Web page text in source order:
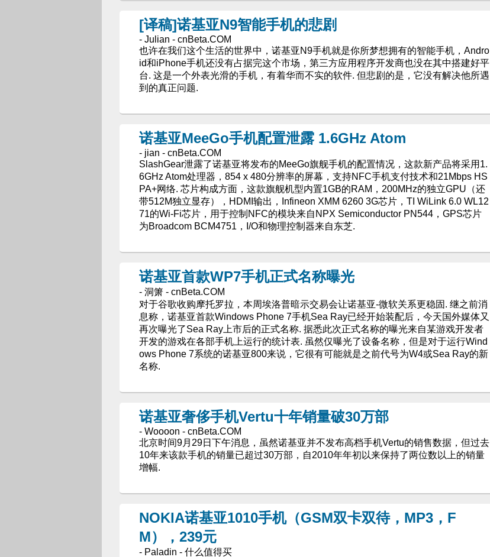
[译稿]诺基亚N9智能手机的悲剧
- Julian - cnBeta.COM
也许在我们这个生活的世界中，诺基亚N9手机就是你所梦想拥有的智能手机，Andro
id和iPhone手机还没有占据完这个市场，第三方应用程序开发商也没在其中搭建好平
台. 这是一个外表光滑的手机，有着华而不实的软件. 但悲剧的是，它没有解决他所遇
到的真正问题.
诺基亚MeeGo手机配置泄露 1.6GHz Atom
- jian - cnBeta.COM
SlashGear泄露了诺基亚将发布的MeeGo旗舰手机的配置情况，这款新产品将采用1.
6GHz Atom处理器，854 x 480分辨率的屏幕，支持NFC手机支付技术和21Mbps HS
PA+网络. 芯片构成方面，这款旗舰机型内置1GB的RAM，200MHz的独立GPU（还
带512M独立显存），HDMI输出，Infineon XMM 6260 3G芯片，TI WiLink 6.0 WL12
71的Wi-Fi芯片，用于控制NFC的模块来自NPX Semiconductor PN544，GPS芯片
为Broadcom BCM4751，I/O和物理控制器来自东芝.
诺基亚首款WP7手机正式名称曝光
- 洞箫 - cnBeta.COM
对于谷歌收购摩托罗拉，本周埃洛普暗示交易会让诺基亚-微软关系更稳固. 继之前消
息称，诺基亚首款Windows Phone 7手机Sea Ray已经开始装配后，今天国外媒体又
再次曝光了Sea Ray上市后的正式名称. 据悉此次正式名称的曝光来自某游戏开发者
开发的游戏在各部手机上运行的统计表. 虽然仅曝光了设备名称，但是对于运行Wind
ows Phone 7系统的诺基亚800来说，它很有可能就是之前代号为W4或Sea Ray的新
名称.
诺基亚奢侈手机Vertu十年销量破30万部
- Woooon - cnBeta.COM
北京时间9月29日下午消息，虽然诺基亚并不发布高档手机Vertu的销售数据，但过去
10年来该款手机的销量已超过30万部，自2010年年初以来保持了两位数以上的销量
增幅.
NOKIA诺基亚1010手机（GSM双卡双待，MP3，F
M），239元
- Paladin - 什么值得买